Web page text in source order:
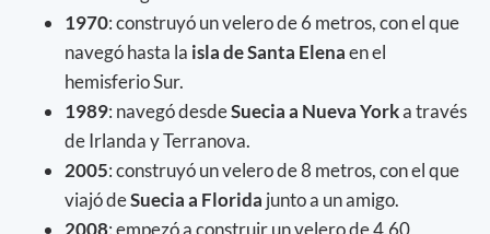
1970: construyó un velero de 6 metros, con el que
navegó hasta la isla de Santa Elenaen el
hemisferio Sur.
1989: navegó desdeSuecia a Nueva Yorka través
de Irlanda y Terranova.
2005: construyó un velero de 8 metros, con el que
viajó deSuecia a Florida junto a un amigo.
2008: empezó a construir un velero de 4,60